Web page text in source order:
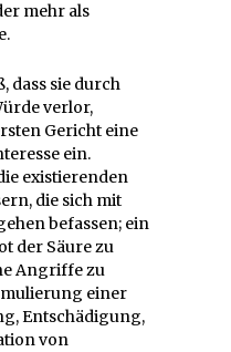
mehr als
dass sie durch
verlor,
Gericht eine
ein.
existierenden
die sich mit
befassen; ein
der Säure zu
Angriffe zu
einer
Entschädigung,
von